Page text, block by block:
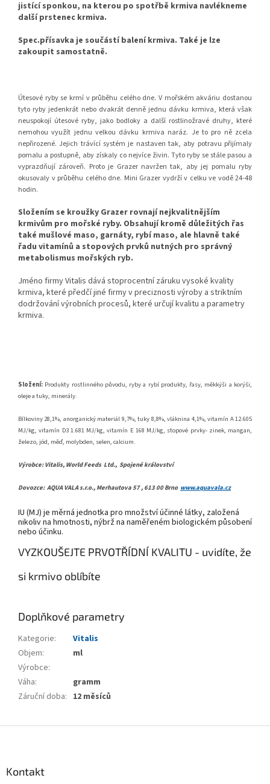
jistící sponkou, na kterou po spotřbě krmiva navlékneme
další prstenec krmiva.
Spec.přísavka je součástí balení krmiva. Také je lze
zakoupit samostatně.
Útesové ryby se krmí v průběhu celého dne. V mořském akváriu dostanou
tyto ryby jedenkrát nebo dvakrát denně jednu dávku krmiva, která však
neuspokojí útesové ryby, jako bodloky a další rostlinožravé druhy, které
nemohou využít jednu velkou dávku krmiva naráz. Je to pro ně zcela
nepřirozené. Jejich trávící systém je nastaven tak, aby potravu přijímaly
pomalu a postupně, aby získaly co nejvíce živin. Tyto ryby se stále pasou a
vyprazdňují zároveň. Proto je Grazer navržen tak, aby jej pomalu ryby
okusovaly v průběhu celého dne. Mini Grazer vydrží v celku ve vodě 24-48
hodin.
Složením se kroužky Grazer rovnají nejkvalitnějším
krmivům pro mořské ryby. Obsahují kromě důležitých řas
také mušlové maso, garnáty, rybí maso, ale hlavně také
řadu vitamínů a stopových prvků nutných pro správný
metabolismus mořských ryb.
Jméno firmy Vitalis dává stoprocentní záruku vysoké kvality
krmiva, které předčí jiné firmy v preciznosti výroby a striktním
dodržování výrobních procesů, které určují kvalitu a parametry
krmiva.
Složení: Produkty rostlinného původu, ryby a rybí produkty, řasy, měkkýši a korýši,
oleje a tuky, minerály.
Bílkoviny 28,1%, anorganický materiál 9,7%, tuky 8,8%, vláknina 4,1%, vitamín A 12.605
MJ/kg, vitamín D3 1.681 MJ/kg, vitamín E 168 MJ/kg, stopové prvky- zinek, mangan,
železo, jód, měď, molybden, selen, calcium.
Výrobce: Vitalis, World Feeds Ltd., Spojené království
Dovozce: AQUA VALA s.r.o., Merhautova 57 , 613 00 Brno www.aquavala.cz
IU (MJ) je měrná jednotka pro množství účinné látky, založená
nikoliv na hmotnosti, nýbrž na naměřeném biologickém působení
nebo účinku.
VYZKOUŠEJTE PRVOTŘÍDNÍ KVALITU - uvidíte, že
si krmivo oblíbíte
Doplňkové parametry
Kategorie:
Vitalis
Objem:
ml
Výrobce:
Váha:
gramm
Záruční doba: 12 měsíců
Kontakt